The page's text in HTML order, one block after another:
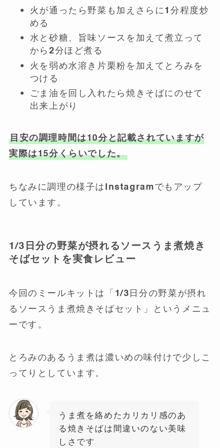
火が通ったら野菜も加えさらに1分程度炒
める
水と砂糖、旨味ソースを加えて煮立って
から2分ほど煮る
火を弱め水溶き片栗粉を加えてとろみを
つける
ごま油を回し入れたら焼きそばにのせて
出来上がり
目安の調理時間は10分と記載されていますが
実際は15分くらいでした。
ちなみに調理の様子はInstagramでもアップ
しています。
1/3日分の野菜が摂れるソースうま煮焼き
そばセットを実食レビュー
今回のミールキットは「1/3日分の野菜が摂れ
るソースうま煮焼きそばセット」というメニュ
ーです。
とろみのあるうま煮は濃いめの味付けで少しこ
ってりとしています。
うま煮を絡めたカリカリ感のあ
る焼きそばは間違いのない美味
しさです